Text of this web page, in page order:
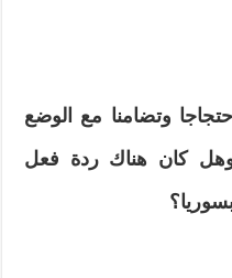
وتضامنا مع الوضع‮
كان هناك ردة فعل